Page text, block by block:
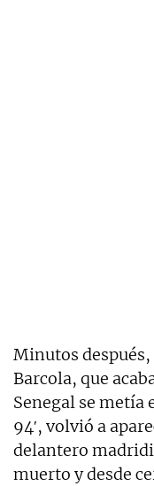
Minutos
Barcola, que
Senegal se metía
94′, volvió a
delantero
muerto y desde